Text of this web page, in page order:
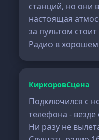
станций, но они
настоящая
за пультом
Радио в хорошем
КиркоровСцена
Подключился с
телефона -
Ни разу не